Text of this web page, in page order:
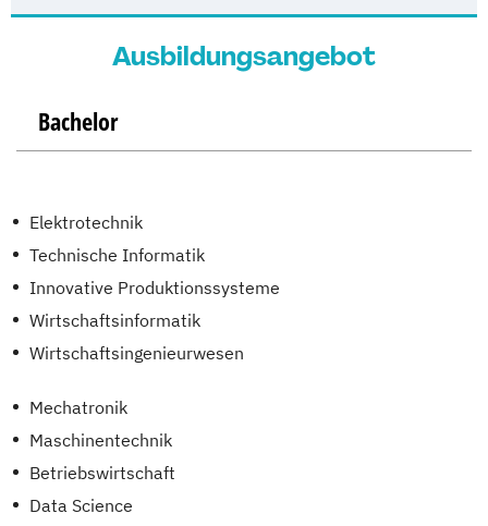
Ausbildungsangebot
Bachelor
Elektrotechnik
Technische Informatik
Innovative Produktionssysteme
Wirtschaftsinformatik
Wirtschaftsingenieurwesen
Mechatronik
Maschinentechnik
Betriebswirtschaft
Data Science